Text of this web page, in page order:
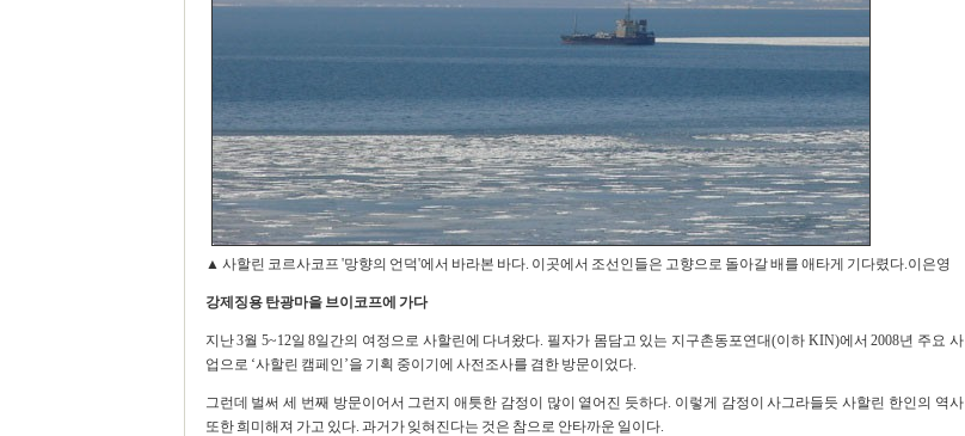
▲ 사할린 코르사코프 '망향의 언덕'에서 바라본 바다. 이곳에서 조선인들은 고향으로 돌아갈 배를 애타게 기다렸다.이은영
강제징용 탄광마을 브이코프에 가다
지난 3월 5~12일 8일간의 여정으로 사할린에 다녀왔다. 필자가 몸담고 있는 지구촌동포연대(이하 KIN)에서 2008년 주요 사
업으로 ‘사할린 캠페인’을 기획 중이기에 사전조사를 겸한 방문이었다.
그런데 벌써 세 번째 방문이어서 그런지 애틋한 감정이 많이 옅어진 듯하다. 이렇게 감정이 사그라들듯 사할린 한인의 역사
또한 희미해져 가고 있다. 과거가 잊혀진다는 것은 참으로 안타까운 일이다.